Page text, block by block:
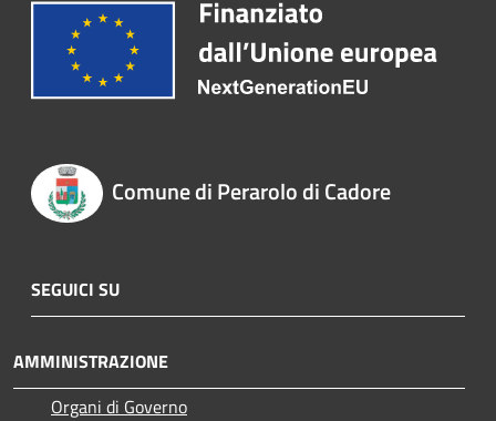
Comune di Perarolo di Cadore
SEGUICI SU
AMMINISTRAZIONE
Organi di Governo